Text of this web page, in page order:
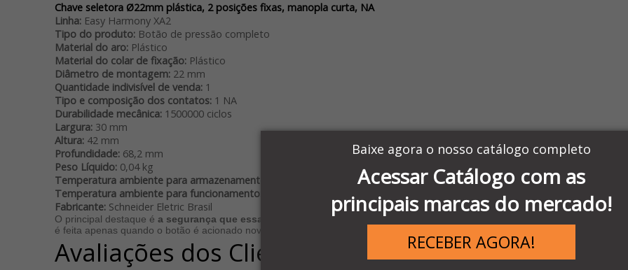
Baixe agora o nosso catálogo completo
Acessar Catálogo com as
principais marcas do mercado!
RECEBER AGORA!
Chave seletora Ø22mm plástica, 2 posições fixas, manopla curta, NA
Linha: Easy Harmony XA2
Tipo do produto: Botão de pressão completo
Material do aro: Plástico
Material do colar de fixação: Plástico
Diâmetro de montagem: 22 mm
Quantidade indivisível de venda: 1
Tipo e composição dos contatos: 1 NA
Durabilidade mecânica: 1500000 ciclos
Largura: 30 mm
Altura: 42 mm
Profundidade: 68,2 mm
Peso Líquido: 0,04 kg
Temperatura ambiente para armazenamento:
Temperatura ambiente para funcionamento:
Fabricante: Schneider Eletric Brasil
O principal destaque é a segurança que essa opção traz quando acontece a falta de energia elétrica
. Isso porque mesmo
é feita apenas quando o botão é acionado novamente. Ou seja, os contatos são fechados somente no momento que alguém
Avaliações dos Clientes